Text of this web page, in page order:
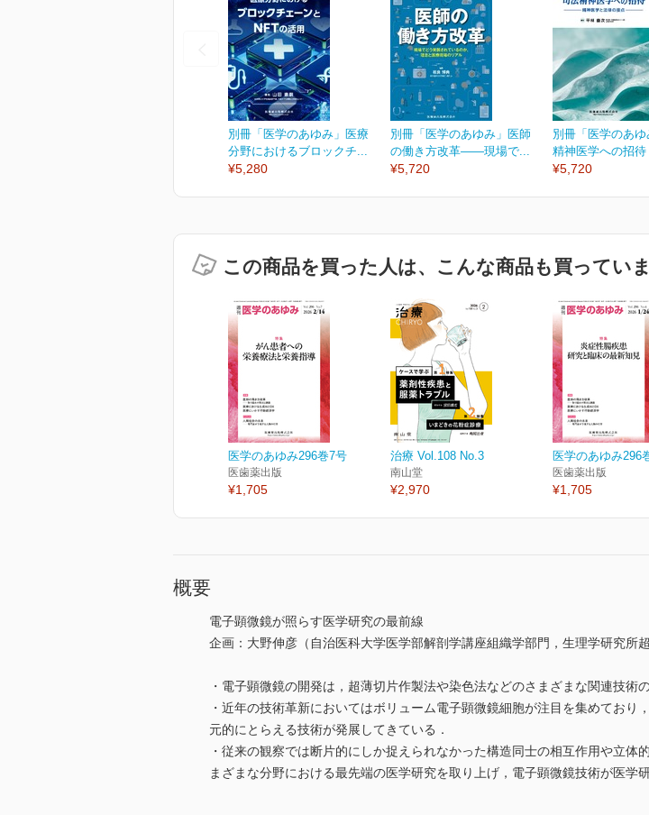
別冊「医学のあゆみ」医療
分野におけるブロックチ...
¥5,280
別冊「医学のあゆみ」医師
の働き方改革――現場で...
¥5,720
別冊「医学のあ
精神医学への招
¥5,720
この商品を買った人は、こんな商品も買っていま
医学のあゆみ296巻7号
医歯薬出版
¥1,705
治療 Vol.108 No.3
南山堂
¥2,970
医学のあゆみ296
医歯薬出版
¥1,705
概要
電子顕微鏡が照らす医学研究の最前線
企画：大野伸彦（自治医科大学医学部解剖学講座組織学部門，生理学研究所
・電子顕微鏡の開発は，超薄切片作製法や染色法などのさまざまな関連技術
・近年の技術革新においてはボリューム電子顕微鏡細胞が注目を集めてお
元的にとらえる技術が発展してきている．
・従来の観察では断片的にしか捉えられなかった構造同士の相互作用や立
まざまな分野における最先端の医学研究を取り上げ，電子顕微鏡技術が医学